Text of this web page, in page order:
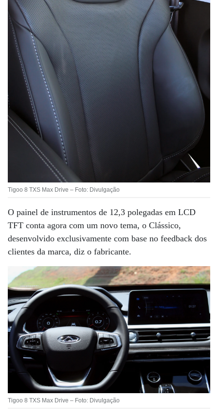
Tigoo 8 TXS Max Drive – Foto: Divulgação
O painel de instrumentos de 12,3 polegadas em LCD
TFT conta agora com um novo tema, o Clássico,
desenvolvido exclusivamente com base no feedback dos
clientes da marca, diz o fabricante.
Tigoo 8 TXS Max Drive – Foto: Divulgação